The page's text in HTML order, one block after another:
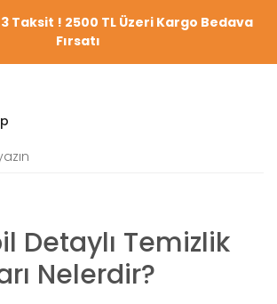
Taksit ! 2500 TL Üzeri Kargo Bedava
Fırsatı
Detaylı Temizlik
Nelerdir?